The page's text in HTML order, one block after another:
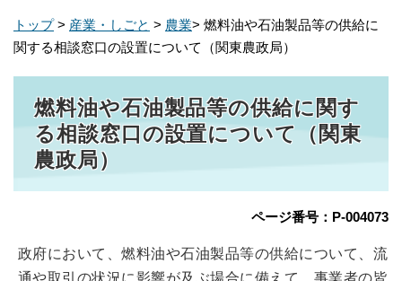
トップ> 産業・しごと > 農業> 燃料油や石油製品等の供給に
関する相談窓口の設置について（関東農政局）
燃料油や石油製品等の供給に関す
る相談窓口の設置について（関東
農政局）
ページ番号：P-004073
政府において、燃料油や石油製品等の供給について、流
通や取引の状況に影響が及ぶ場合に備えて、事業者の皆